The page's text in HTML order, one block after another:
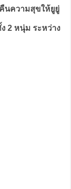
นความสุขให้ยูยู่
2 หนุ่ม ระหว่าง